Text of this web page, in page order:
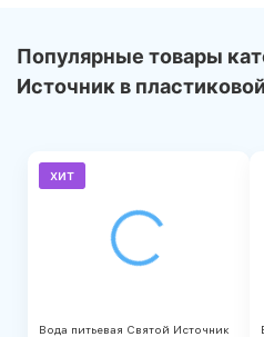
Популярные товары
Источник в
хит
Вода питьевая Святой Источник